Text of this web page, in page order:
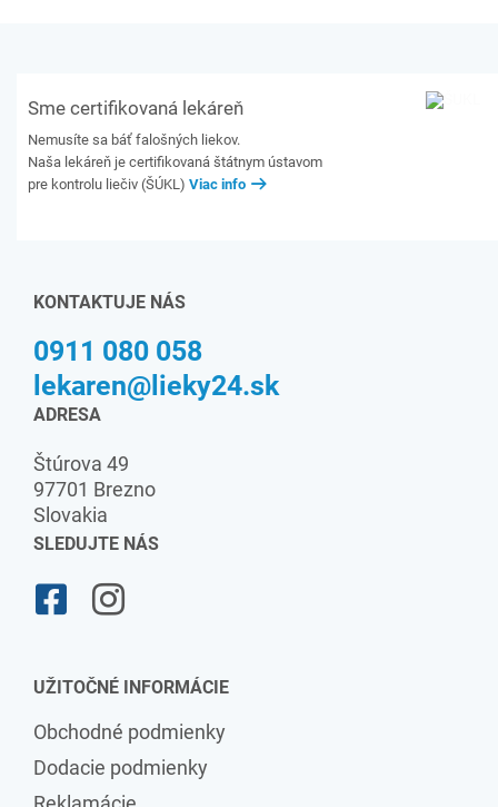
Sme certifikovaná lekáreň
Nemusíte sa báť falošných liekov.
Naša lekáreň je certifikovaná štátnym ústavom
pre kontrolu liečiv (ŠÚKL) Viac info
KONTAKTUJE NÁS
0911 080 058
lekaren@lieky24.sk
ADRESA
Štúrova 49
97701 Brezno
Slovakia
SLEDUJTE NÁS
UŽITOČNÉ INFORMÁCIE
Obchodné podmienky
Dodacie podmienky